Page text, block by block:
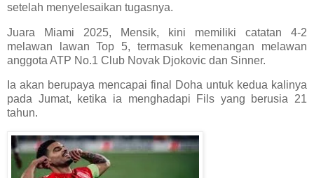
setelah menyelesaikan tugasnya.
Juara Miami 2025, Mensik, kini memiliki catatan 4-2
melawan lawan Top 5, termasuk kemenangan melawan
anggota ATP No.1 Club Novak Djokovic dan Sinner.
Ia akan berupaya mencapai final Doha untuk kedua kalinya
pada Jumat, ketika ia menghadapi Fils yang berusia 21
tahun.